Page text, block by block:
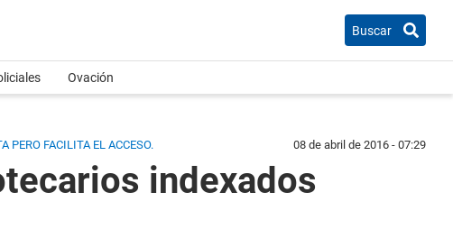
Buscar
Ovación
PERO FACILITA EL ACCESO. 08 de abril de 2016 - 07:29
indexados